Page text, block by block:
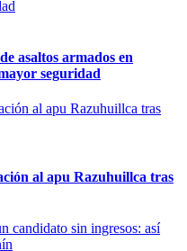
asaltos armados en
seguridad
al apu Razuhuillca tras